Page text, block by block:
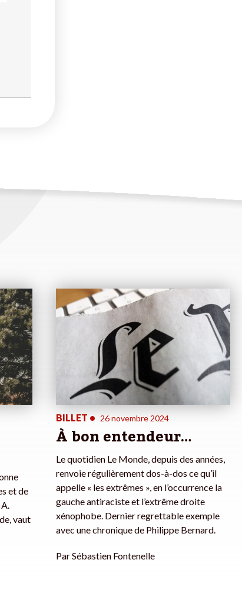
et de
vaut
BILLET • 26 novembre 2024
À bon entendeur…
Le quotidien Le Monde, depuis des années,
renvoie régulièrement dos-à-dos ce qu’il
appelle « les extrêmes », en l’occurrence la
gauche antiraciste et l’extrême droite
xénophobe. Dernier regrettable exemple
avec une chronique de Philippe Bernard.
ParSébastien Fontenelle